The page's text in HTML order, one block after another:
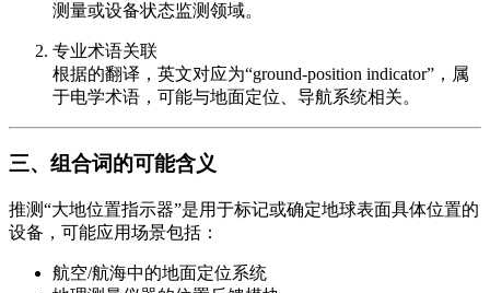
测量或设备状态监测领域。
专业术语关联
根据的翻译，英文对应为“ground-position indicator”，属
于电学术语，可能与地面定位、导航系统相关。
三、组合词的可能含义
推测“大地位置指示器”是用于标记或确定地球表面具体位置的
设备，可能应用场景包括：
航空/航海中的地面定位系统